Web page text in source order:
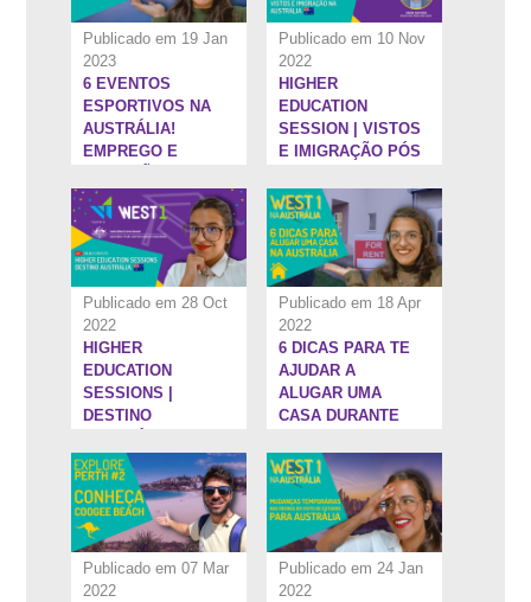
Publicado em 19 Jan
2023
6 EVENTOS
ESPORTIVOS NA
AUSTRÁLIA!
EMPREGO E
Publicado em 10 Nov
2022
HIGHER
EDUCATION
SESSION | VISTOS
E IMIGRAÇÃO PÓS
SUPERIOR NA
AUSTRÁLIA - #3
Publicado em 28 Oct
2022
1:31:32''
HIGHER
EDUCATION
SESSIONS |
DESTINO
Publicado em 18 Apr
2022
6 DICAS PARA TE
AJUDAR A
ALUGAR UMA
CASA DURANTE
INTERCÂMBIO NA
AUSTRÁLIA
Publicado em 07 Mar
2022
Publicado em 24 Jan
2022